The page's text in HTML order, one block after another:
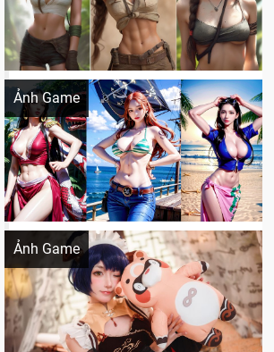
Ảnh Game
Khi AI Cosplay gái đẹp One Piece
Ảnh Game
Cosplay Xiangling siêu cute